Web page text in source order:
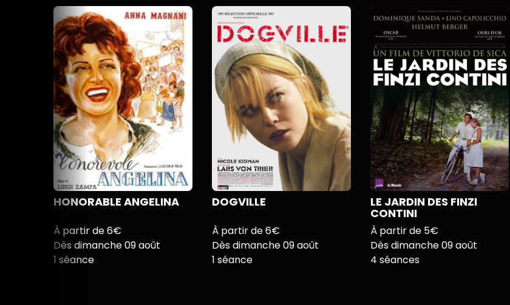
HONORABLE ANGELINA
À partir de 6€
Dès dimanche 09 août
1 séance
DOGVILLE
À partir de 6€
Dès dimanche 09 août
1 séance
LE JARDIN DES FINZI
CONTINI
À partir de 5€
Dès dimanche 09 août
4 séances